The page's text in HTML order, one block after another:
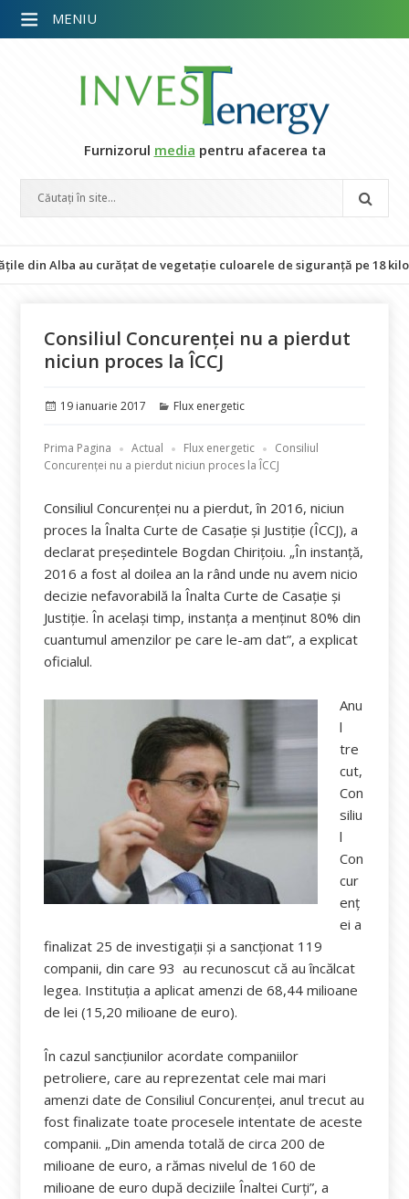
Furnizorul media pentru afacerea ta
Alba au curățat de vegetație culoarele de siguranță pe 18
Consiliul Concurenței nu a pierdut
niciun proces la ÎCCJ
Publicat
19 ianuarie 2017 Categorii
Flux energetic
Prima Pagina Actual Flux energetic
Consiliul
Concurenței nu a pierdut niciun proces la ÎCCJ
Consiliul Concurenței nu a pierdut, în 2016, niciun
proces la Înalta Curte de Casație și Justiție (ÎCCJ), a
declarat președintele Bogdan Chirițoiu. „În instanță,
2016 a fost al doilea an la rând unde nu avem nicio
decizie nefavorabilă la Înalta Curte de Casație și
Justiție. În același timp, instanța a menținut 80% din
cuantumul amenzilor pe care le-am dat”, a explicat
oficialul.
Anu
l
tre
cut,
Con
siliu
l
Con
cur
enț
ei a
finalizat 25 de investigații și a sancționat 119
companii, din care 93 au recunoscut că au încălcat
legea. Instituția a aplicat amenzi de 68,44 milioane
de lei (15,20 milioane de euro).
În cazul sancțiunilor acordate companiilor
petroliere, care au reprezentat cele mai mari
amenzi date de Consiliul Concurenței, anul trecut au
fost finalizate toate procesele intentate de aceste
companii. „Din amenda totală de circa 200 de
milioane de euro, a rămas nivelul de 160 de
milioane de euro după deciziile Înaltei Curți”, a
MENIU